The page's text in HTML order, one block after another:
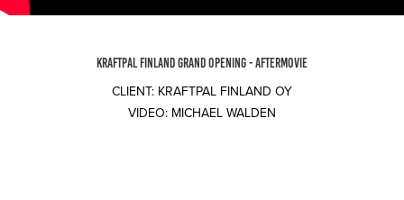
KRAFTPAL FINLAND GRAND OPENING - AFTERMOVIE
CLIENT: KRAFTPAL FINLAND OY
VIDEO: MICHAEL WALDEN